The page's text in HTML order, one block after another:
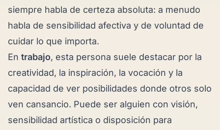
siempre habla de certeza absoluta: a menudo
habla de sensibilidad afectiva y de voluntad de
cuidar lo que importa.
En trabajo, esta persona suele destacar por la
creatividad, la inspiración, la vocación y la
capacidad de ver posibilidades donde otros solo
ven cansancio. Puede ser alguien con visión,
sensibilidad artística o disposición para